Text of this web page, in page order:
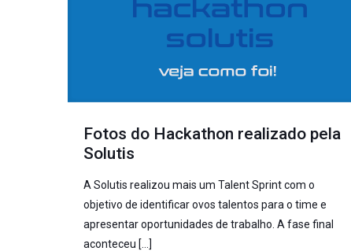
Fotos do Hackathon realizado pela
Solutis
A Solutis realizou mais um Talent Sprint com o
objetivo de identificar ovos talentos para o time e
apresentar oportunidades de trabalho. A fase final
aconteceu […]